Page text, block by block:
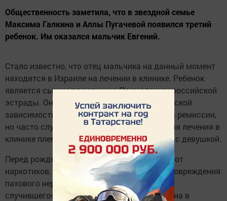
Общественность заметила, что в звездной семье
Максима Галкина и Аллы Пугачевой появился третий
ребенок. Им оказался мальчик Евгений.
Стало известно, что отец мальчика на данный момент
находится в Израиле на лечении в клинике. Ребенок
является сыном племянника Примадонны российской
эстрады. Он долго страдал из-за наркотической
зависимости. Неоднократно он находился в ремиссии,
но часто случались срывы. Именно во время лечения в
клинике племянник артистки познакомился с девушкой.
Перед рождением ребенка пара отказалась от
наркотиков. У них родился мальчик. Из-за повреждения
пахового нерва он стал инвалидом. После
случившегося мать ребенка была доставлена в